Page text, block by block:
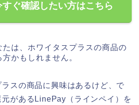
すぐ確認したい方はこちら
たは、ホワイタスプラスの商品の
かもしれません。
スの商品に興味はあるけど、で
元があるLinePay（ラインペイ）を